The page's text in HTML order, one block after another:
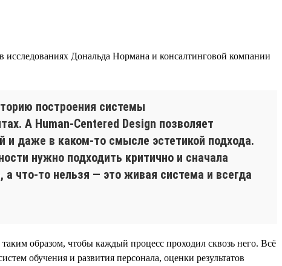
исследованиях Дональда Нормана и консалтинговой компании
построения системы
А Human-Centered Design позволяет
и даже в каком-то смысле эстетикой подхода.
нужно подходить критично и сначала
что-то нельзя — это живая система и всегда
образом, чтобы каждый процесс проходил сквозь него. Всё
обучения и развития персонала, оценки результатов